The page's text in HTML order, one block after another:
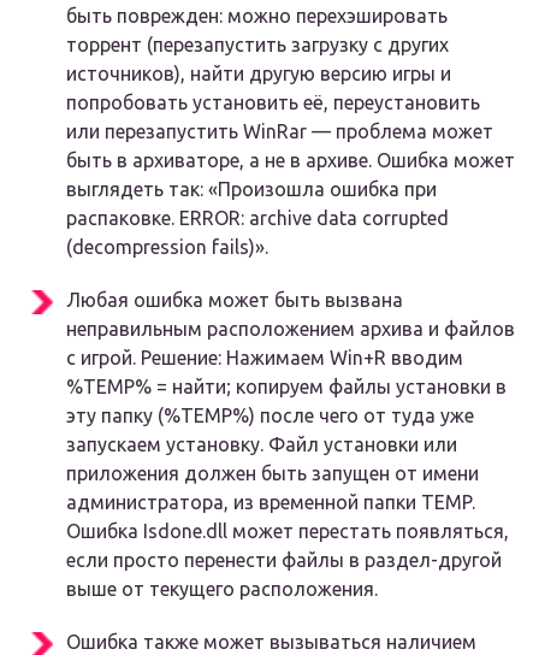
быть поврежден: можно перехэшировать
торрент (перезапустить загрузку с других
источников), найти другую версию игры и
попробовать установить её, переустановить
или перезапустить WinRar — проблема может
быть в архиваторе, а не в архиве. Ошибка может
выглядеть так: «Произошла ошибка при
распаковке. ERROR: archive data corrupted
(decompression fails)».
Любая ошибка может быть вызвана
неправильным расположением архива и файлов
с игрой. Решение: Нажимаем Win+R вводим
%TEMP% = найти; копируем файлы установки в
эту папку (%TEMP%) после чего от туда уже
запускаем установку. Файл установки или
приложения должен быть запущен от имени
администратора, из временной папки TEMP.
Ошибка Isdone.dll может перестать появляться,
если просто перенести файлы в раздел-другой
выше от текущего расположения.
Ошибка также может вызываться наличием